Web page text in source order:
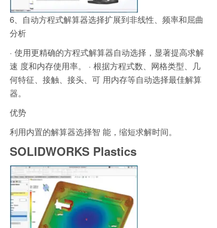
6、自动方程式解算器选择扩展到非线性、频率和屈曲
分析
· 使用更精确的方程式解算器自动选择，显著提高求解
速 度和内存使用率。
· 根据方程式数、网格类型、几
何特征、接触、接头、可 用内存等自动选择最佳解算
器。
优势
利用内置的解算器选择智 能，缩短求解时间。
SOLIDWORKS Plastics